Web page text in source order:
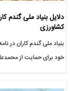
دلایل بنیاد ملی گندم
کشاورزی
بنیاد ملی گندم کاران در
خود برای حمایت از